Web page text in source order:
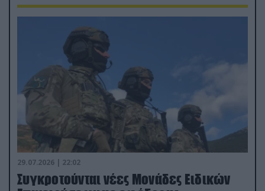
29.07.2026 | 22:02
Συγκροτούνται νέες Μονάδες Ειδικών